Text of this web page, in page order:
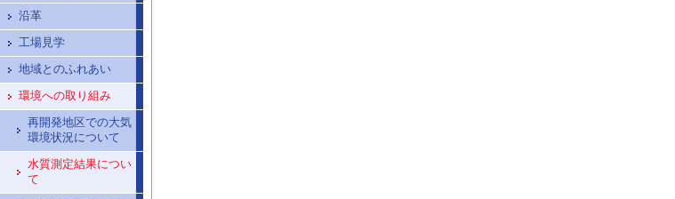
沿革
工場見学
地域とのふれあい
環境への取り組み
再開発地区での大気
環境状況について
水質測定結果につい
て